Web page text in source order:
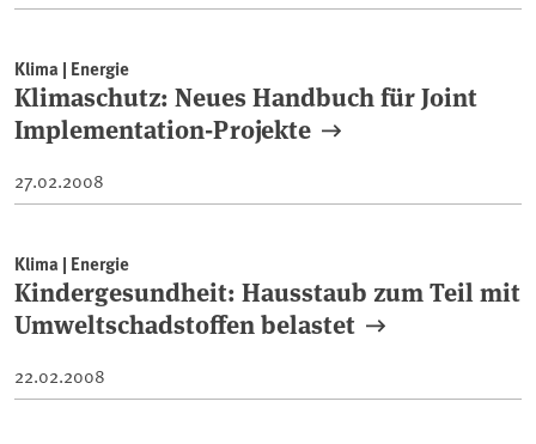
Klima | Energie
Klimaschutz: Neues Handbuch für Joint
Implementation-Projekte
27.02.2008
Klima | Energie
Kindergesundheit: Hausstaub zum Teil mit
Umweltschadstoffen belastet
22.02.2008